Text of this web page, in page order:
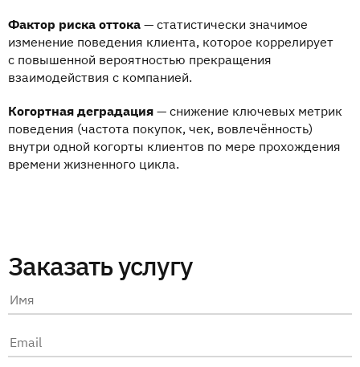
Фактор риска оттока — статистически значимое
изменение поведения клиента, которое коррелирует
с повышенной вероятностью прекращения
взаимодействия с компанией.
Когортная деградация — снижение ключевых метрик
поведения (частота покупок, чек, вовлечённость)
внутри одной когорты клиентов по мере прохождения
времени жизненного цикла.
Заказать услугу